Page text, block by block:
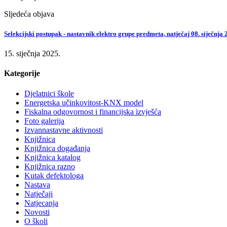
Sljedeća objava
Selekcijski postupak - nastavnik elektro grupe predmeta, natječaj 08. siječnja
15. siječnja 2025.
Kategorije
Djelatnici škole
Energetska učinkovitost-KNX model
Fiskalna odgovornost i financijska izvješća
Foto galerija
Izvannastavne aktivnosti
Knjižnica
Knjižnica događanja
Knjižnica katalog
Knjižnica razno
Kutak defektologa
Nastava
Natječaji
Natjecanja
Novosti
O školi